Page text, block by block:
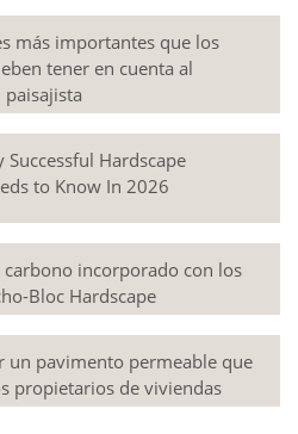
más importantes que los
tener en cuenta al
Successful Hardscape
to Know In 2026
carbono incorporado con los
Bloc Hardscape
un pavimento permeable que
propietarios de viviendas